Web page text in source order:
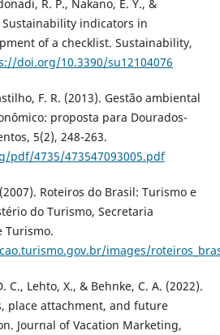
R. P., Nakano, E. Y., &
Sustainability indicators in
of a checklist. Sustainability,
doi.org/10.3390/su12104076
F. R. (2013). Gestão ambiental
proposta para Dourados-
5(2), 248-263.
pdf/4735/473547093005.pdf
Roteiros do Brasil: Turismo e
do Turismo, Secretaria
Turismo.
images/
C., Lehto, X., & Behnke, C. A. (2022).
place attachment, and future
Journal of Vacation Marketing,